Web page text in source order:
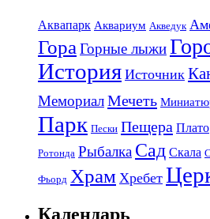
Аквапарк Аквариум Акведук
Гора Горные лыжи
История Источник
МемориалМечеть
Парк Пески Пещера Плато
Ротонда Рыбалка Сад Скала
Фьорд Храм Хребет
Календарь